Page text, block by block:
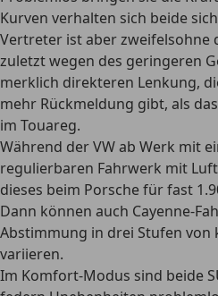
Kurven verhalten sich beide
Vertreter ist aber zweifelsohne
zuletzt wegen des geringeren
merklich direkteren Lenkung,
mehr Rückmeldung gibt, als
im Touareg.
Während der VW ab Werk mit
regulierbaren Fahrwerk mit
dieses beim Porsche für fast
Dann können auch Cayenne-
Abstimmung in drei Stufen
variieren.
Im Komfort-Modus sind beide